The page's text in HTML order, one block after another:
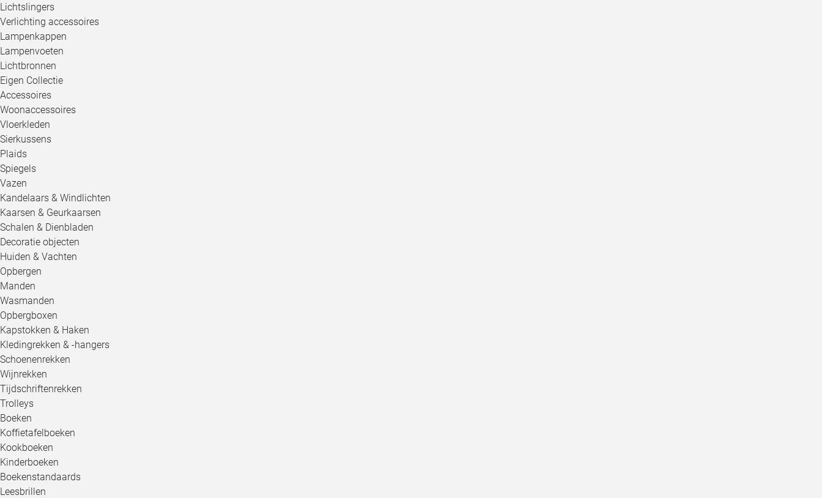
Lichtslingers
Verlichting accessoires
Lampenkappen
Lampenvoeten
Lichtbronnen
Eigen Collectie
Accessoires
Woonaccessoires
Vloerkleden
Sierkussens
Plaids
Spiegels
Vazen
Kandelaars & Windlichten
Kaarsen & Geurkaarsen
Schalen & Dienbladen
Decoratie objecten
Huiden & Vachten
Opbergen
Manden
Wasmanden
Opbergboxen
Kapstokken & Haken
Kledingrekken & -hangers
Schoenenrekken
Wijnrekken
Tijdschriftenrekken
Trolleys
Boeken
Koffietafelboeken
Kookboeken
Kinderboeken
Boekenstandaards
Leesbrillen